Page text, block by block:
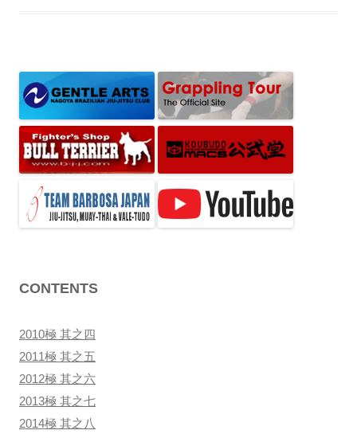
CONTENTS
2010極 其之四
2011極 其之五
2012極 其之六
2013極 其之七
2014極 其之八